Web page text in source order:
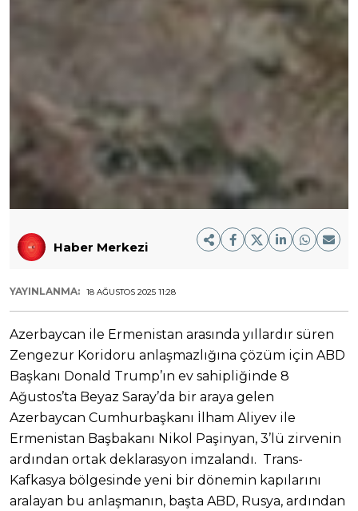
Haber Merkezi
YAYINLANMA: 18 AĞUSTOS 2025 11:28
Azerbaycan ile Ermenistan arasında yıllardır süren
Zengezur Koridoru anlaşmazlığına çözüm için ABD
Başkanı Donald Trump’ın ev sahipliğinde 8
Ağustos’ta Beyaz Saray’da bir araya gelen
Azerbaycan Cumhurbaşkanı İlham Aliyev ile
Ermenistan Başbakanı Nikol Paşinyan, 3’lü zirvenin
ardından ortak deklarasyon imzalandı. Trans-
Kafkasya bölgesinde yeni bir dönemin kapılarını
aralayan bu anlaşmanın, başta ABD, Rusya, ardından